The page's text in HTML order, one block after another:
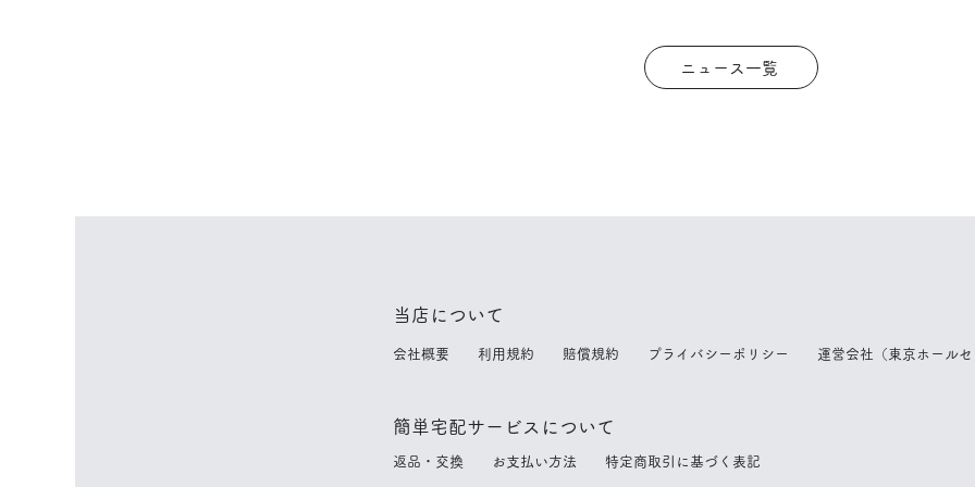
ニュース一覧
当店について
​会社概要 利用規約 賠償規約 プライバシーポリシー 運営会社（東京ホールセ
簡単宅配サービスについて
​返品・交換 お支払い方法 特定商取引に基づく表記